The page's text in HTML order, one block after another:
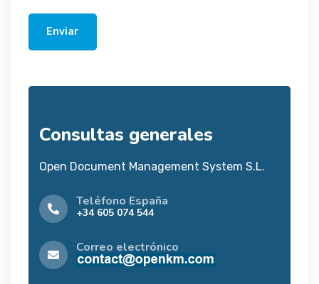
Enviar
Consultas generales
Open Document Management System S.L.
Teléfono España
+34 605 074 544
Correo electrónico